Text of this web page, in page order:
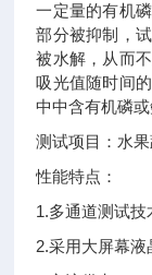
一定量的有机
部分被抑制，
被水解，从而
吸光值随时间
中中含有机磷
测试项目：水
性能特点：
1.多通道测试技
2.采用大屏幕液